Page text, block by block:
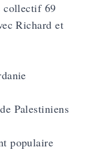
collectif 69
Richard et
Palestiniens
populaire